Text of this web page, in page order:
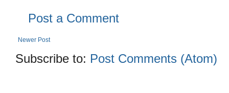
Post a Comment
Newer Post
Subscribe to: Post Comments (Atom)